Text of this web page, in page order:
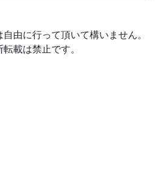
由に行って頂いて構いません。
載は禁止です。